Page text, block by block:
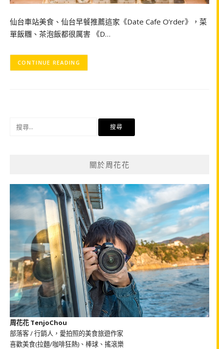
仙台車站美食、仙台早餐推薦這家《Date Cafe O’rder》，菜
單飯糰、茶泡飯都很厲害 《D…
CONTINUE READING
關於周花花
周花花 TenjoChou
部落客 / 行銷人，愛拍照的美食旅遊作家
喜歡美食(拉麵/咖啡狂熱)、棒球、搖滾樂